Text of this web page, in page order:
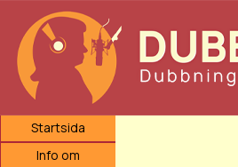
Startsida
Info om